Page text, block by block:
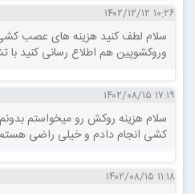
۱۰:۲۶ ۱۴۰۲/۱۲/۱۲
وروکشوپین هم اطلاع رسانی کنید با
۱۷:۱۹ ۱۴۰۲/۰۸/۱۵
سلام هزینه روکش رو میخواستم
کشی انجام دادم و خیلی راضی هستم
۱۱:۱۸ ۱۴۰۲/۰۸/۱۵